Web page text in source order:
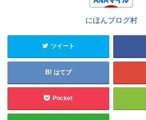
にほんブログ村
ツイート
はてブ
Pocket